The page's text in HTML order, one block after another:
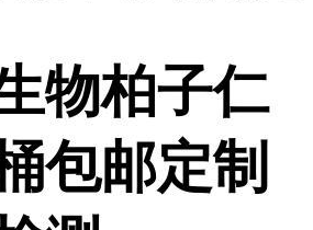
物柏子仁
包邮定制